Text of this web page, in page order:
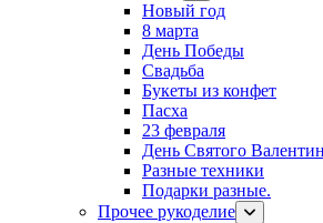
Новый год
8 марта
День Победы
Свадьба
Букеты из конфет
Пасха
23 февраля
День Святого
Разные техники
Подарки разные.
Прочее рукоделие